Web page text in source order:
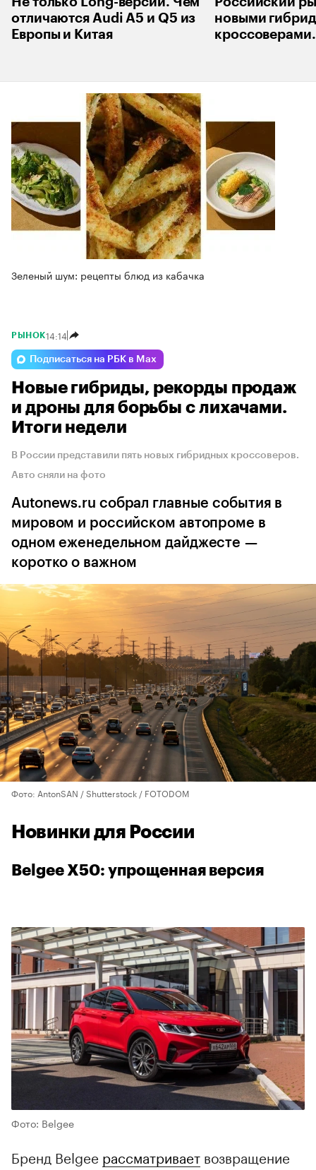
отличаются Audi A5 и Q5 из
Европы и Китая
новыми
Зеленый шум: рецепты блюд из кабачка
РЫНОК14:14
Подписаться на РБК в Max
Новые гибриды, рекорды продаж
и дроны для борьбы с лихачами.
Итоги недели
В России представили пять новых гибридных кроссоверов.
Авто сняли на фото
Autonews.ru собрал главные события в
мировом и российском автопроме в
одном еженедельном дайджесте —
коротко о важном
Фото: AntonSAN / Shutterstock / FOTODOM
Новинки для России
Belgee X50: упрощенная версия
00:00 / 00:00
Фото: Belgee
Бренд Belgee рассматривает возвращение